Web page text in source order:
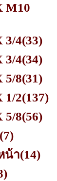
M10
3/4(33)
3/4(34)
5/8(31)
1/2(137)
5/8(56)
(7)
น้า(14)